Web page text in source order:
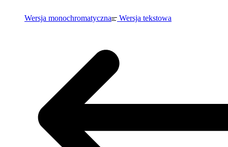
Wersja monochromatyczna Wersja tekstowa